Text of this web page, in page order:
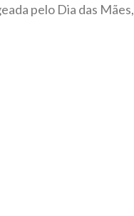
pelo Dia das Mães,